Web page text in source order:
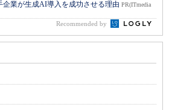
業が生成AI導入を成功させる理由 PR(ITmedia
Recommended by